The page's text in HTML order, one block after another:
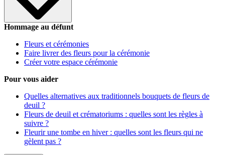
Hommage au défunt
Fleurs et cérémonies
Faire livrer des fleurs pour la cérémonie
Créer votre espace cérémonie
Pour vous aider
Quelles alternatives aux traditionnels bouquets de fleurs de
deuil ?
Fleurs de deuil et crématoriums : quelles sont les règles à
suivre ?
Fleurir une tombe en hiver : quelles sont les fleurs qui ne
gèlent pas ?